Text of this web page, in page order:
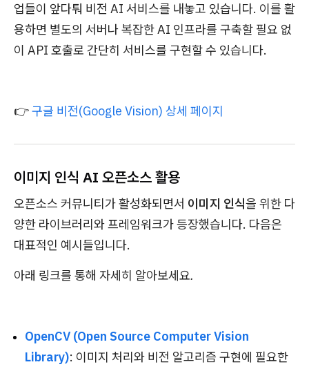
업들이 앞다퉈 비전 AI 서비스를 내놓고 있습니다. 이를 활
용하면 별도의 서버나 복잡한 AI 인프라를 구축할 필요 없
이 API 호출로 간단히 서비스를 구현할 수 있습니다.
👉구글 비전(Google Vision) 상세 페이지
이미지 인식 AI 오픈소스 활용
오픈소스 커뮤니티가 활성화되면서 이미지 인식을 위한 다
양한 라이브러리와 프레임워크가 등장했습니다. 다음은
대표적인 예시들입니다.
아래 링크를 통해 자세히 알아보세요.
OpenCV (Open Source Computer Vision
Library): 이미지 처리와 비전 알고리즘 구현에 필요한